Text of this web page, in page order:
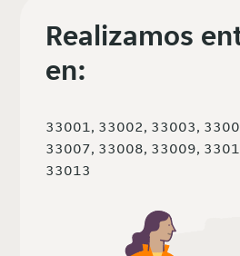
Realizamos
en:
33001, 33002, 33003,
33007, 33008, 33009,
33013